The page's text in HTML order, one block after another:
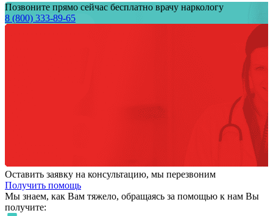
Позвоните прямо сейчас бесплатно врачу наркологу
8 (800) 333-89-65
Оставить заявку на консультацию, мы перезвоним
Получить помощь
Мы знаем, как Вам тяжело, обращаясь за помощью к нам Вы
получите: